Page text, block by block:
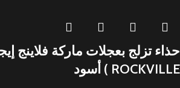
ROCKVILLE ) أسود